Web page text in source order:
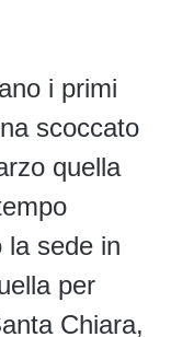
i primi
scoccato
quella
la sede in
per
Chiara,